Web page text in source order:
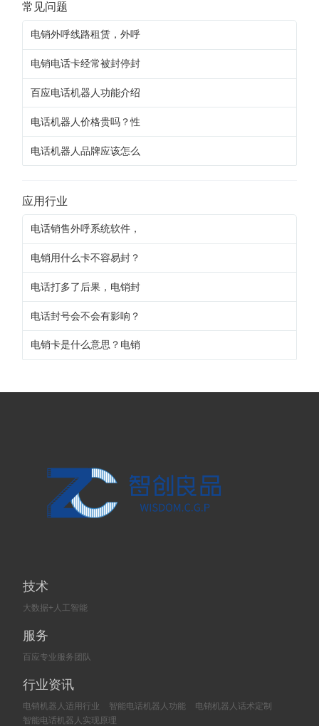
常见问题
电销外呼线路租赁，外呼
电销电话卡经常被封停封
百应电话机器人功能介绍
电话机器人价格贵吗？性
电话机器人品牌应该怎么
应用行业
电话销售外呼系统软件，
电销用什么卡不容易封？
电话打多了后果，电销封
电话封号会不会有影响？
电销卡是什么意思？电销
技术
大数据+人工智能
服务
百应专业服务团队
行业资讯
电销机器人适用行业 智能电话机器人功能
电销机器人话术定制
智能电话机器人实现原理